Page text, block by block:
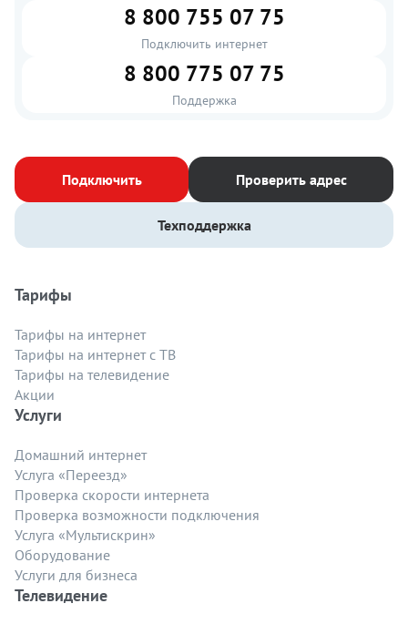
8 800 755 07 75
Подключить интернет
8 800 775 07 75
Поддержка
Подключить Проверить адрес
Техподдержка
Тарифы
Тарифы на интернет
Тарифы на интернет с ТВ
Тарифы на телевидение
Акции
Услуги
Домашний интернет
Услуга «Переезд»
Проверка скорости интернета
Проверка возможности подключения
Услуга «Мультискрин»
Оборудование
Услуги для бизнеса
Телевидение